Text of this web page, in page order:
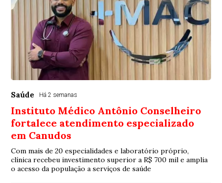
Saúde Há 2 semanas
Instituto Médico Antônio Conselheiro
fortalece atendimento especializado
em Canudos
Com mais de 20 especialidades e laboratório próprio,
clínica recebeu investimento superior a R$ 700 mil e amplia
o acesso da população a serviços de saúde